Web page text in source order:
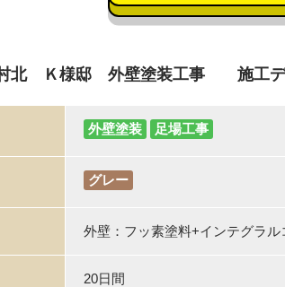
北 Ｋ様邸 外壁塗装工事 施工デ
外壁塗装 足場工事
グレー
外壁：フッ素塗料+インテグラル
20日間